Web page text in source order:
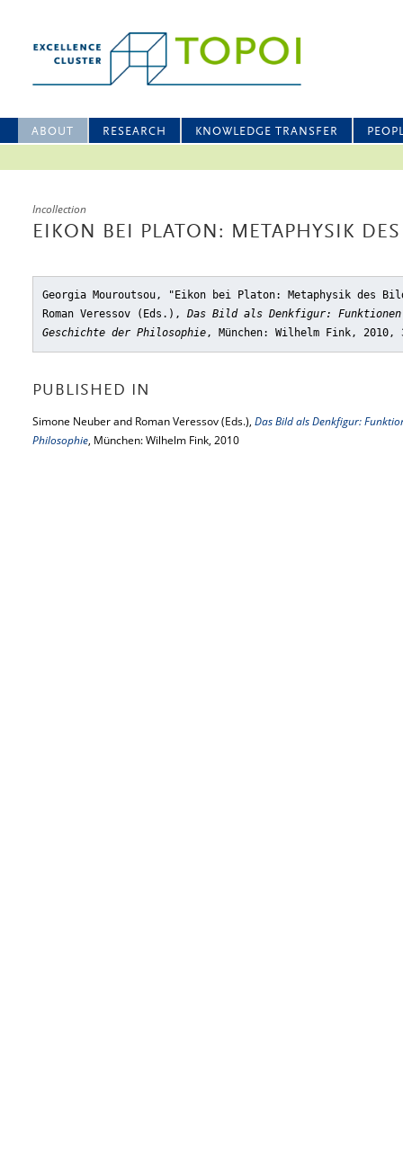
ABOUT RESEARCH KNOWLEDGE TRANSFER
Incollection
EIKON BEI PLATON: METAPHYSIK
Georgia Mouroutsou, "Eikon bei Platon: Metaphysik des
Roman Veressov (Eds.), Das Bild als Denkfigur:
Geschichte der Philosophie, München: Wilhelm Fink, 2010,
PUBLISHED IN
Simone Neuber and Roman Veressov (Eds.), Das Bild als Denkfigur:
Philosophie, München: Wilhelm Fink, 2010